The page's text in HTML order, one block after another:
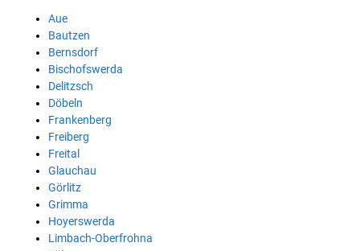
Aue
Bautzen
Bernsdorf
Bischofswerda
Delitzsch
Döbeln
Frankenberg
Freiberg
Freital
Glauchau
Görlitz
Grimma
Hoyerswerda
Limbach-Oberfrohna